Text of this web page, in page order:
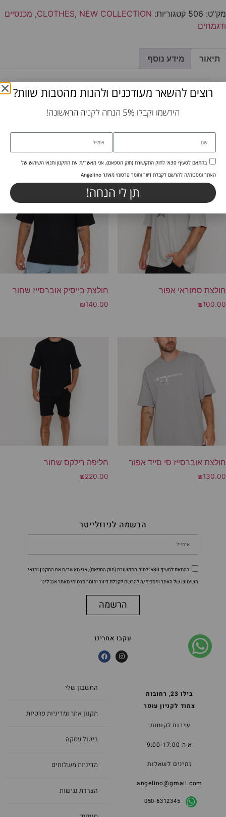
מק"ט: 506 קטגוריות: CLOTHES, NEW COLLECTION
, מכנסיים
ודגמחים
תיאור מידע נוסף
תיאור
דגמח באגי ג"ינס
מוצרים קשורים
חולצת בייסיק אוברסייז שחור
₪140.00
חולצת סמוראי אפור
₪100.00
חליפה רילקס שחור
₪220.00
חולצת אוברסייז סי סייד אפור
₪130.00
החשבון שלי
תקנון אתר ומדיניות פרטיות
ביטול עסקה
מדיניות משלוחים
הצהרת נגישות
בילו 23, רחובות
צמוד לקניון עופר
שירות לקוחות:
א-ה 9:00-17:00
זמינים לשאלות
angelino@gmail.com
050-6312345
הרשמה לניוזלייטר
בהתאם לסעיף 30א' לחוק התקשורת (חוק הספאם), אני מאשר/ת את התקנון ותנאי
השימוש של האתר ומסכימ/ה להרשם לקבלת דיוור וחומר פרסומי מאתר אנג'לינו
הרשמה
עקבו אחרינו
רוצים להשאר מעודכנים ולהנות מהטבות שוות?
הירשמו וקבלו 5% הנחה לקניה הראשונה!
בהתאם לסעיף 30א' לחוק התקשורת (חוק הספאם), אני מאשר/ת את התקנון ותנאי השימוש של
האתר ומסכימ/ה להרשם לקבלת דיוור וחומר פרסומי מאתר Angelino
תן לי הנחה!